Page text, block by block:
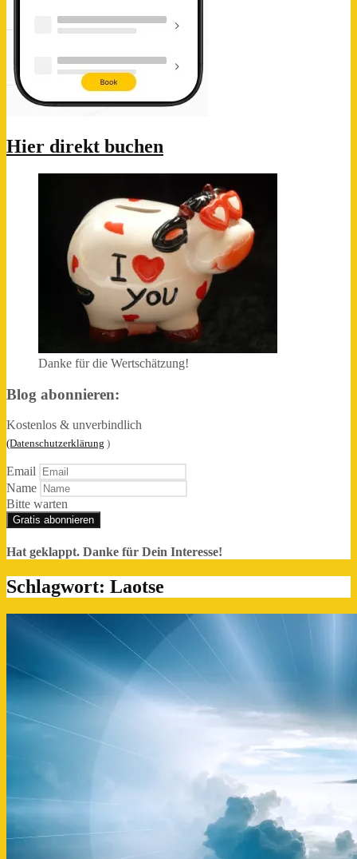
Hier direkt buchen
Danke für die Wertschätzung!
Blog abonnieren:
Kostenlos & unverbindlich
(Datenschutzerklärung )
Email
Name
Bitte warten
Gratis abonnieren
Hat geklappt. Danke für Dein Interesse!
Schlagwort: Laotse